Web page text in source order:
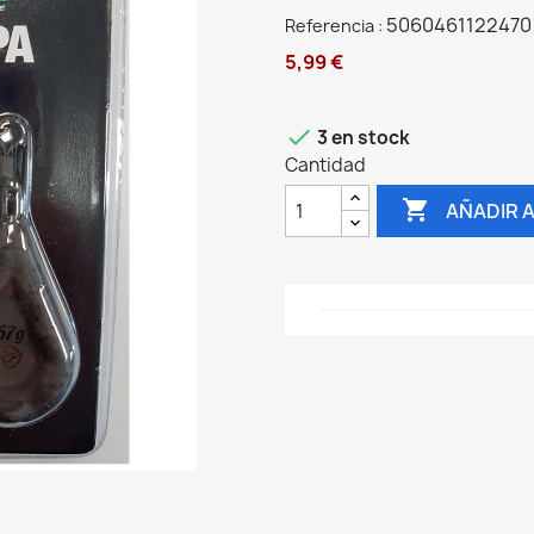
Referencia : 5060461122470
5,99 €
 3 en stock
Cantidad
 AÑADIR